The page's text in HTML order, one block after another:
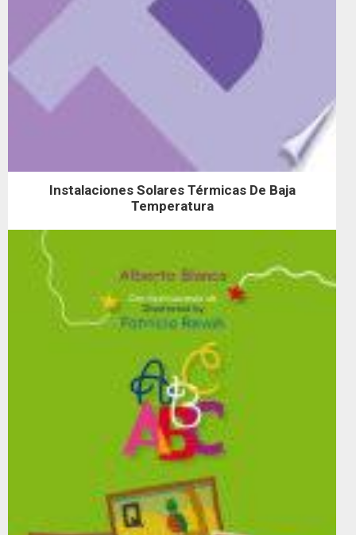
Instalaciones Solares Térmicas De Baja
Temperatura